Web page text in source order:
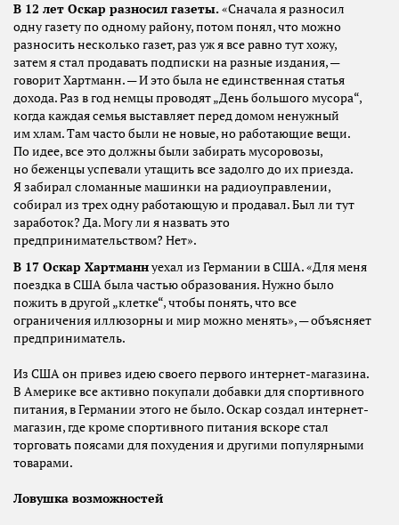
В 12 лет Оскар разносил газеты.«Сначала я разносил
одну газету по одному району, потом понял, что можно
разносить несколько газет, раз уж я все равно тут хожу,
затем я стал продавать подписки на разные издания, —
говорит Хартманн. — И это была не единственная статья
дохода. Раз в год немцы проводят „День большого мусора“,
когда каждая семья выставляет перед домом ненужный
им хлам. Там часто были не новые, но работающие вещи.
По идее, все это должны были забирать мусоровозы,
но беженцы успевали утащить все задолго до их приезда.
Я забирал сломанные машинки на радиоуправлении,
собирал из трех одну работающую и продавал. Был ли тут
заработок? Да. Могу ли я назвать это
предпринимательством? Нет».
В 17 Оскар Хартманнуехал из Германии в США. «Для меня
поездка в США была частью образования. Нужно было
пожить в другой „клетке“, чтобы понять, что все
ограничения иллюзорны и мир можно менять», — объясняет
предприниматель.
Из США он привез идею своего первого интернет-магазина.
В Америке все активно покупали добавки для спортивного
питания, в Германии этого не было. Оскар создал интернет-
магазин, где кроме спортивного питания вскоре стал
торговать поясами для похудения и другими популярными
товарами.
Ловушка возможностей